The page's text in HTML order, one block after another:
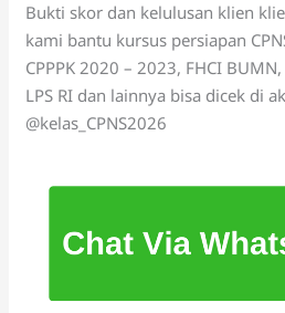
Bukti skor dan kelulusan klien
kami bantu kursus persiapan
CPPPK 2020 – 2023, FHCI BUMN,
LPS RI dan lainnya bisa dicek di
@kelas_CPNS2026